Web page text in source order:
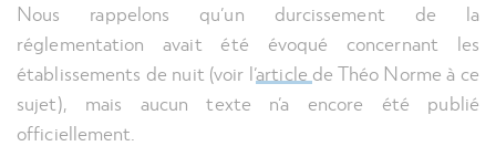
Nous rappelons qu’un durcissement de la
réglementation avait été évoqué concernant les
établissements de nuit (voir l’article de Théo Norme à ce
sujet), mais aucun texte n’a encore été publié
officiellement.